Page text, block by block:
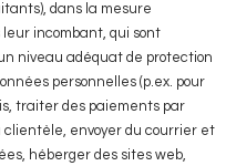
dans la mesure
incombant, qui sont
niveau adéquat de protection
personnelles (p.ex. pour
traiter des paiements par
envoyer du courrier et
héberger des sites web,